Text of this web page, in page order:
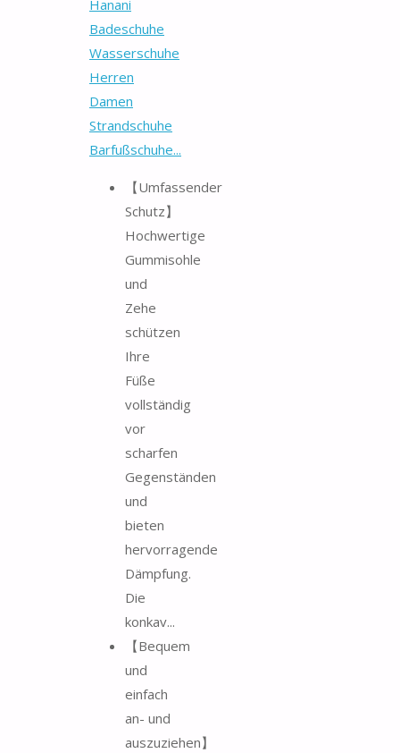
Hanani
Badeschuhe
Wasserschuhe
Herren
Damen
Strandschuhe
Barfußschuhe...
【Umfassender
Schutz】
Hochwertige
Gummisohle
und
Zehe
schützen
Ihre
Füße
vollständig
vor
scharfen
Gegenständen
und
bieten
hervorragende
Dämpfung.
Die
konkav...
【Bequem
und
einfach
an- und
auszuziehen】